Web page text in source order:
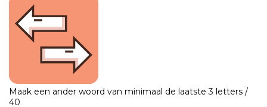
Maak een ander woord van minimaal de laatste 3 letters /
40